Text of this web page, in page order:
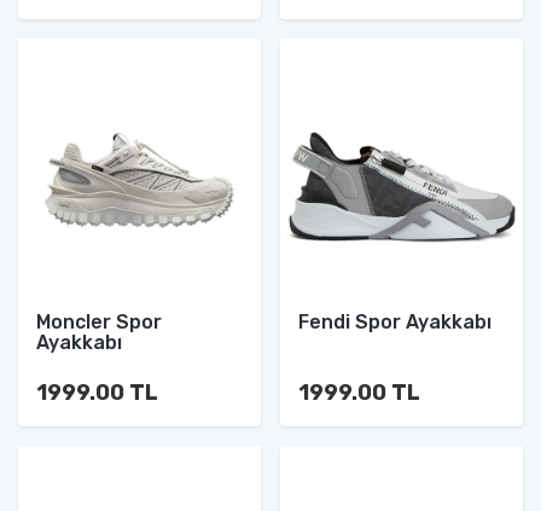
Moncler Spor
Ayakkabı
1999.00 TL
Fendi Spor Ayakkabı
1999.00 TL